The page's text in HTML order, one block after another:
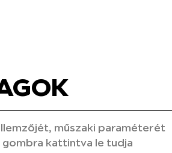
műszaki paraméterét
kattintva le tudja